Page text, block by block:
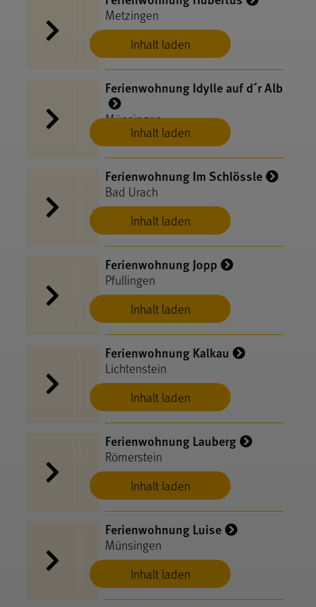
Inhalt laden
Metzingen
Inhalt laden
Ferienwohnung Idylle auf d´r Alb
Münsingen
Inhalt laden
Ferienwohnung Im Schlössle
Bad Urach
Inhalt laden
Ferienwohnung Jopp
Pfullingen
Inhalt laden
Ferienwohnung Kalkau
Lichtenstein
Inhalt laden
Ferienwohnung Lauberg
Römerstein
Inhalt laden
Ferienwohnung Luise
Münsingen